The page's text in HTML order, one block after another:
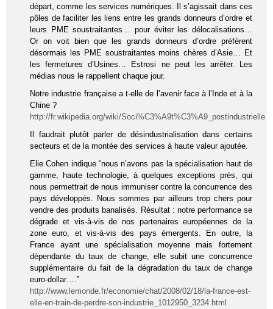
départ, comme les services numériques. Il s’agissait dans ces
pôles de faciliter les liens entre les grands donneurs d’ordre et
leurs PME soustraitantes… pour éviter les délocalisations…
Or on voit bien que les grands donneurs d’ordre préfèrent
désormais les PME soustraitantes moins chères d’Asie… Et
les fermetures d’Usines… Estrosi ne peut les arrêter. Les
médias nous le rappellent chaque jour.
Notre industrie française a t-elle de l’avenir face à l’Inde et à la
Chine ?
http://fr.wikipedia.org/wiki/Soci%C3%A9t%C3%A9_postindustrielle
Il faudrait plutôt parler de désindustrialisation dans certains
secteurs et de la montée des services à haute valeur ajoutée.
Elie Cohen indique “nous n’avons pas la spécialisation haut de
gamme, haute technologie, à quelques exceptions près, qui
nous permettrait de nous immuniser contre la concurrence des
pays développés. Nous sommes par ailleurs trop chers pour
vendre des produits banalisés. Résultat : notre performance se
dégrade et vis-à-vis de nos partenaires européennes de la
zone euro, et vis-à-vis des pays émergents. En outre, la
France ayant une spécialisation moyenne mais fortement
dépendante du taux de change, elle subit une concurrence
supplémentaire du fait de la dégradation du taux de change
euro-dollar….”
http://www.lemonde.fr/economie/chat/2008/02/18/la-france-est-
elle-en-train-de-perdre-son-industrie_1012950_3234.html